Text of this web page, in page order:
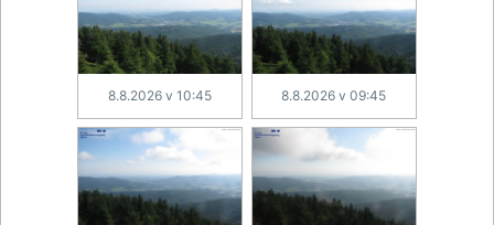
8.8.2026 v 10:45 8.8.2026 v 09:45